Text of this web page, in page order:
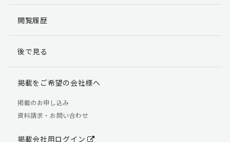
個人情報の開示請求について
る権利があります。
「個人情報の取り扱いについて」
【お問合せ先】 個人情報問合せ窓口
TEL：03-5411-7891（平日9:00 ～ 18:00）
閲覧履歴
後で見る
掲載をご希望の会社様へ
掲載のお申し込み
資料請求・お問い合わせ
掲載会社用ログイン